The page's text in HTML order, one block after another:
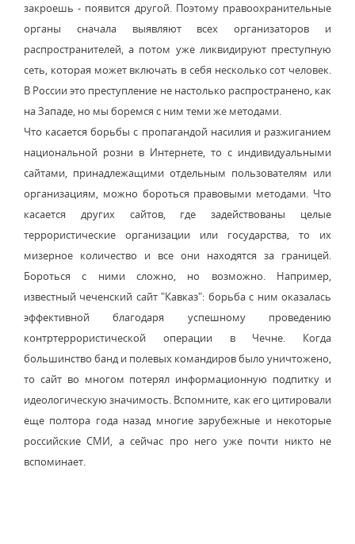
закроешь - появится другой. Поэтому правоохранительные
органы сначала выявляют всех организаторов и
распространителей, а потом уже ликвидируют преступную
сеть, которая может включать в себя несколько сот человек.
В России это преступление не настолько распространено, как
на Западе, но мы боремся с ним теми же методами.
Что касается борьбы с пропагандой насилия и разжиганием
национальной розни в Интернете, то с индивидуальными
сайтами, принадлежащими отдельным пользователям или
организациям, можно бороться правовыми методами. Что
касается других сайтов, где задействованы целые
террористические организации или государства, то их
мизерное количество и все они находятся за границей.
Бороться с ними сложно, но возможно. Например,
известный чеченский сайт "Кавказ": борьба с ним оказалась
эффективной благодаря успешному проведению
контртеррористической операции в Чечне. Когда
большинство банд и полевых командиров было уничтожено,
то сайт во многом потерял информационную подпитку и
идеологическую значимость. Вспомните, как его цитировали
еще полтора года назад многие зарубежные и некоторые
российские СМИ, а сейчас про него уже почти никто не
вспоминает.